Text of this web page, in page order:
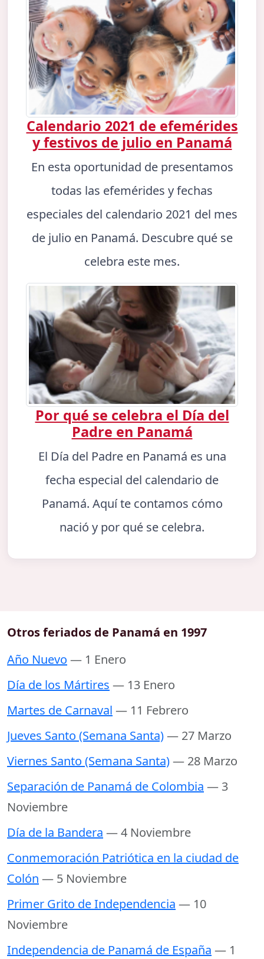
Calendario 2021 de efemérides
y festivos de julio en Panamá
En esta oportunidad de presentamos
todas las efemérides y fechas
especiales del calendario 2021 del mes
de julio en Panamá. Descubre qué se
celebra este mes.
Por qué se celebra el Día del
Padre en Panamá
El Día del Padre en Panamá es una
fecha especial del calendario de
Panamá. Aquí te contamos cómo
nació y por qué se celebra.
Otros feriados de Panamá en 1997
Año Nuevo — 1 Enero
Día de los Mártires — 13 Enero
Martes de Carnaval — 11 Febrero
Jueves Santo (Semana Santa)— 27 Marzo
Viernes Santo (Semana Santa)— 28 Marzo
Separación de Panamá de Colombia — 3
Noviembre
Día de la Bandera — 4 Noviembre
Conmemoración Patriótica en la ciudad de
Colón — 5 Noviembre
Primer Grito de Independencia — 10
Noviembre
Independencia de Panamá de España — 1